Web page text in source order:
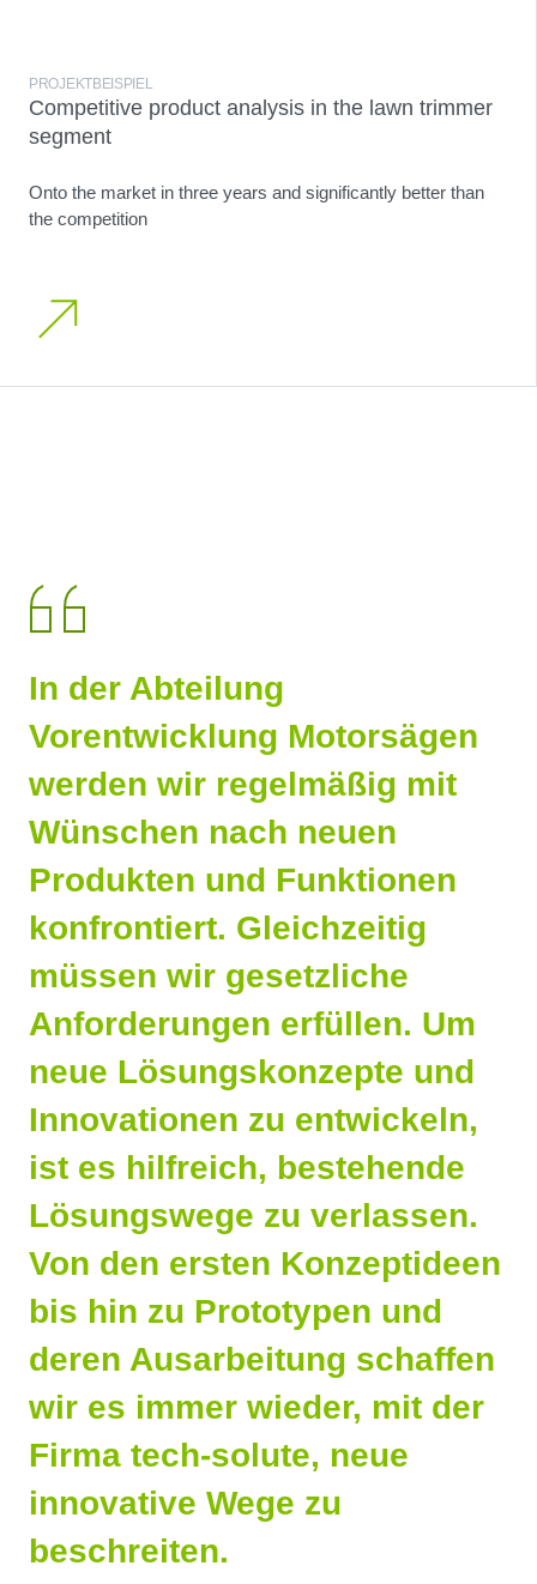
PROJEKTBEISPIEL
Competitive product analysis in the lawn trimmer
segment
Onto the market in three years and significantly better than
the competition
In der Abteilung
Vorentwicklung Motorsägen
werden wir regelmäßig mit
Wünschen nach neuen
Produkten und Funktionen
konfrontiert. Gleichzeitig
müssen wir gesetzliche
Anforderungen erfüllen. Um
neue Lösungskonzepte und
Innovationen zu entwickeln,
ist es hilfreich, bestehende
Lösungswege zu verlassen.
Von den ersten Konzeptideen
bis hin zu Prototypen und
deren Ausarbeitung schaffen
wir es immer wieder, mit der
Firma tech-solute, neue
innovative Wege zu
beschreiten.